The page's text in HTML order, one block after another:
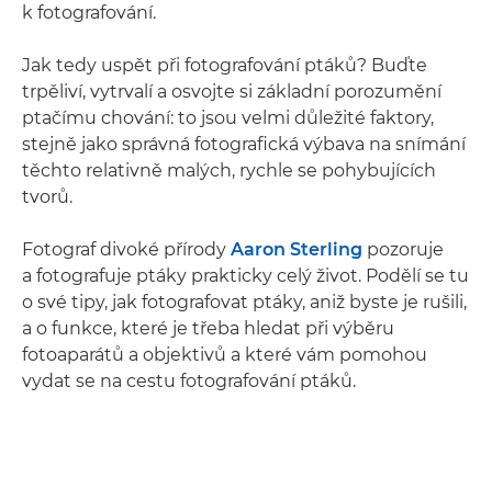
k fotografování.
Jak tedy uspět při fotografování ptáků? Buďte
trpěliví, vytrvalí a osvojte si základní porozumění
ptačímu chování: to jsou velmi důležité faktory,
stejně jako správná fotografická výbava na snímání
těchto relativně malých, rychle se pohybujících
tvorů.
Fotograf divoké přírody Aaron Sterling pozoruje
a fotografuje ptáky prakticky celý život. Podělí se tu
o své tipy, jak fotografovat ptáky, aniž byste je rušili,
a o funkce, které je třeba hledat při výběru
fotoaparátů a objektivů a které vám pomohou
vydat se na cestu fotografování ptáků.